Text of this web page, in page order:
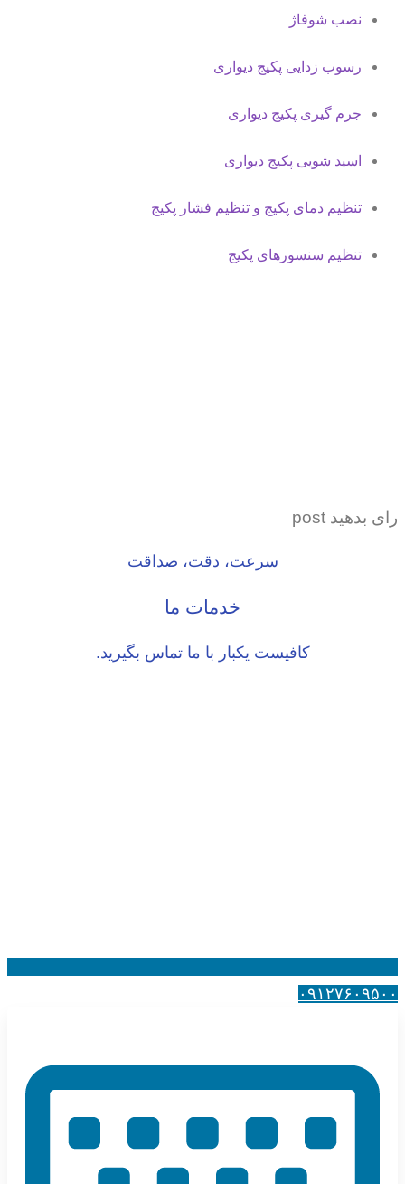
نصب شوفاژ
رسوب زدایی پکیج دیواری
جرم گیری پکیج دیواری
اسید شویی پکیج دیواری
تنظیم دمای پکیج و تنظیم فشار پکیج
تنظیم سنسورهای پکیج
رای بدهید post
سرعت، دقت، صداقت
خدمات ما
کافیست یکبار با ما تماس بگیرید.
۰۹۱۲۷۶۰۹۵۰۰